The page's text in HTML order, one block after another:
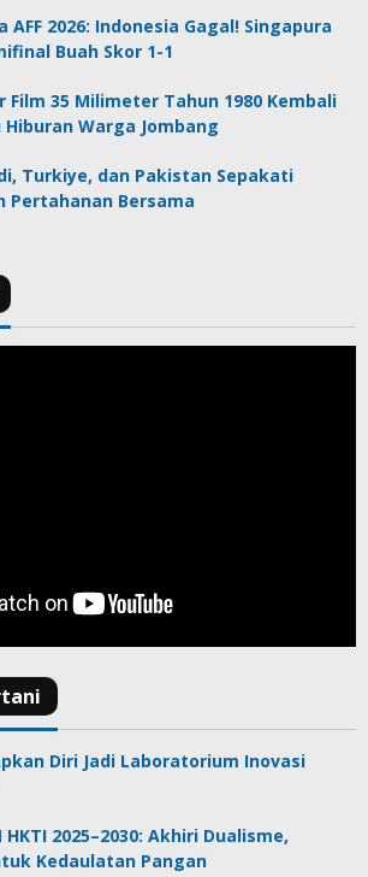
AFF 2026: Indonesia Gagal! Singapura
Buah Skor 1-1
Film 35 Milimeter Tahun 1980 Kembali
Hiburan Warga Jombang
Turkiye, dan Pakistan Sepakati
Pertahanan Bersama
Diri Jadi Laboratorium Inovasi
2025–2030: Akhiri Dualisme,
Kedaulatan Pangan